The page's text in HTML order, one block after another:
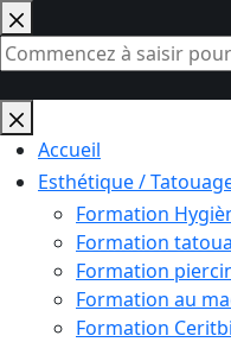
Passer
au
contenu
Aucun
résultatAccueil
Esthétique /
Formation
Formation
Formation
Formation au
Formation